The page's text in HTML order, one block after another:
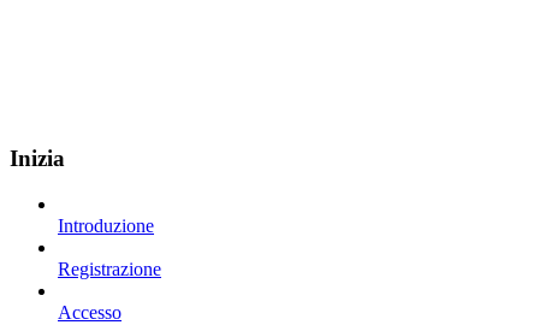
Inizia
Introduzione
Registrazione
Accesso